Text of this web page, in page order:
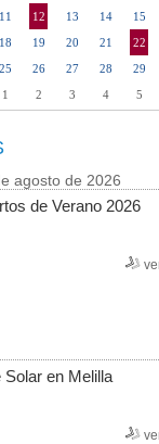
11 12 13 14 15
18 19 20 21 22
25 26 27 28 29
1 2 3 4 5
agosto de 2026
de Verano 2026
Solar en Melilla